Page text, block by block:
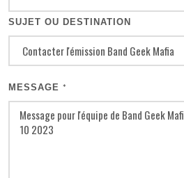
SUJET OU DESTINATION
MESSAGE *